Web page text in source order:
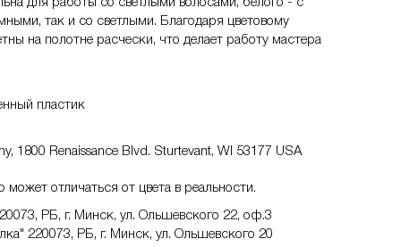
для работы со светлыми волосами, белого - с
так и со светлыми. Благодаря цветовому
на полотне расчески, что делает работу мастера
пластик
1800 Renaissance Blvd. Sturtevant, WI 53177 USA
отличаться от цвета в реальности.
РБ, г. Минск, ул. Ольшевского 22, оф.3
220073, РБ, г. Минск, ул. Ольшевского 20